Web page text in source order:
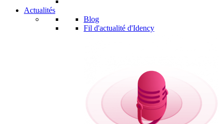
Actualités
Blog
Fil d'actualité d'Idency